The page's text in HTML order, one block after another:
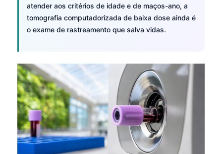
atender aos critérios de idade e de maços-ano, a
tomografia computadorizada de baixa dose ainda é
o exame de rastreamento que salva vidas.